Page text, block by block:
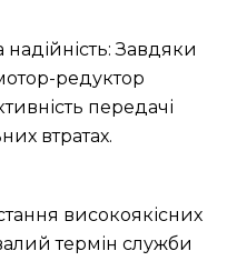
Завдяки
редуктор
передачі
втратах.
високоякісних
термін служби